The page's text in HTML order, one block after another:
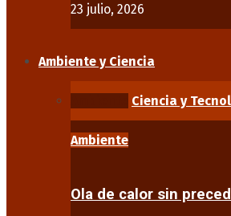
23 julio, 2026
Ambiente y Ciencia
Ciencia y
Ambiente
Ola de calor sin